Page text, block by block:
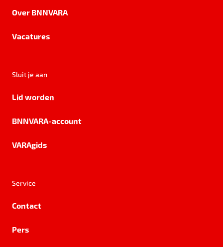
Over BNNVARA
Vacatures
Sluit je aan
Lid worden
BNNVARA-account
VARAgids
Service
Contact
Pers